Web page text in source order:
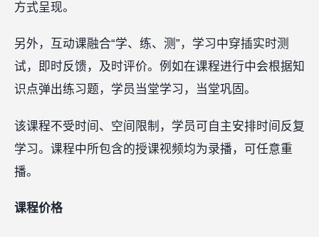
方式呈现。
另外，互动课融合“学、练、测”，学习中穿插实时测
试，即时反馈，及时评价。例如在课程进行中会根据知
识点弹出练习题，学员当堂学习，当堂巩固。
该课程不受时间、空间限制，学员可自主安排时间反复
学习。课程中所包含的授课视频均为录播，可任意重
播。
课程价格